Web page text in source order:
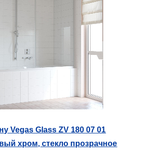
Vegas Glass ZV 180 07 01
хром, стекло прозрачное